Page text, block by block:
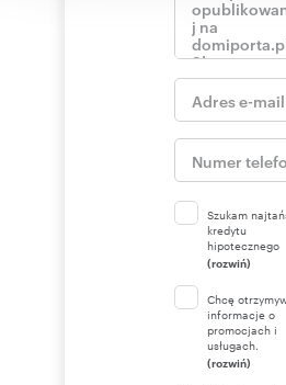
Szukam
kredytu
hipotecznego
(rozwiń)
Chcę
informacje o
promocjach i
usługach.
(rozwiń)